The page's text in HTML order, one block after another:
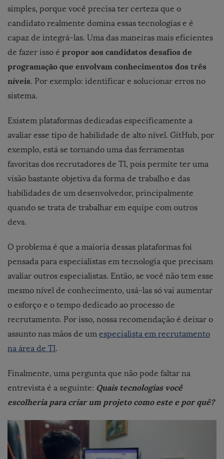
simples, porque você precisa ter certeza que o
candidato realmente domina essas tecnologias e é
capaz de integrá-las. Uma das maneiras mais eficientes
de fazer isso é propor aos candidatos desafios de
programação que envolvam conhecimentos dos três
níveis. Por exemplo: identificar e solucionar erros no
sistema.
Existem plataformas dedicadas especificamente a
avaliar esse tipo de habilidade de alto nível. GitHub, por
exemplo, está se tornando uma das ferramentas
favoritas dos recrutadores de TI, pois permite ter uma
visão bastante objetiva da forma de trabalho e das
habilidades de um desenvolvedor, principalmente
quando se trata de trabalhar em equipe com outros
devs.
O problema é que a maioria dessas plataformas foi
pensada para especialistas em tecnologia que precisam
avaliar outros especialistas. Então, se você não tem esse
mesmo nível de conhecimento, usá-las só vai aumentar
o esforço e o tempo dedicado ao processo de
recrutamento. Por isso, nossa recomendação é deixar o
assunto nas mãos de um especialista em recrutamento
na área de TI.
Finalmente, uma pergunta que não pode faltar na
entrevista é a seguinte: Quais tecnologias você
escolheria para criar um projeto como este e por quê?